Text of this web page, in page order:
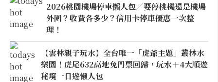
2026桃園機場停車懶人包／要停桃機還是機場
外圍？收費各多少？信用卡停車優惠一次整
理！
【雲林親子玩水】全台唯一「虎爺主題」叢林水
樂園！虎尾632高地免門票回歸，玩水＋4大順遊
秘境一日遊懶人包